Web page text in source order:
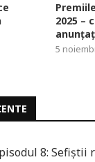
2025 –
5
8: Sefiștii